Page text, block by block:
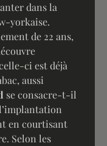
dans la
yorkaise.
ci est déjà
aussi
se consacre-t-il
en courtisant
Selon les